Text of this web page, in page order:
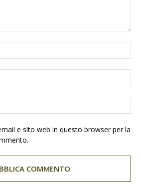
e sito web in questo browser per la